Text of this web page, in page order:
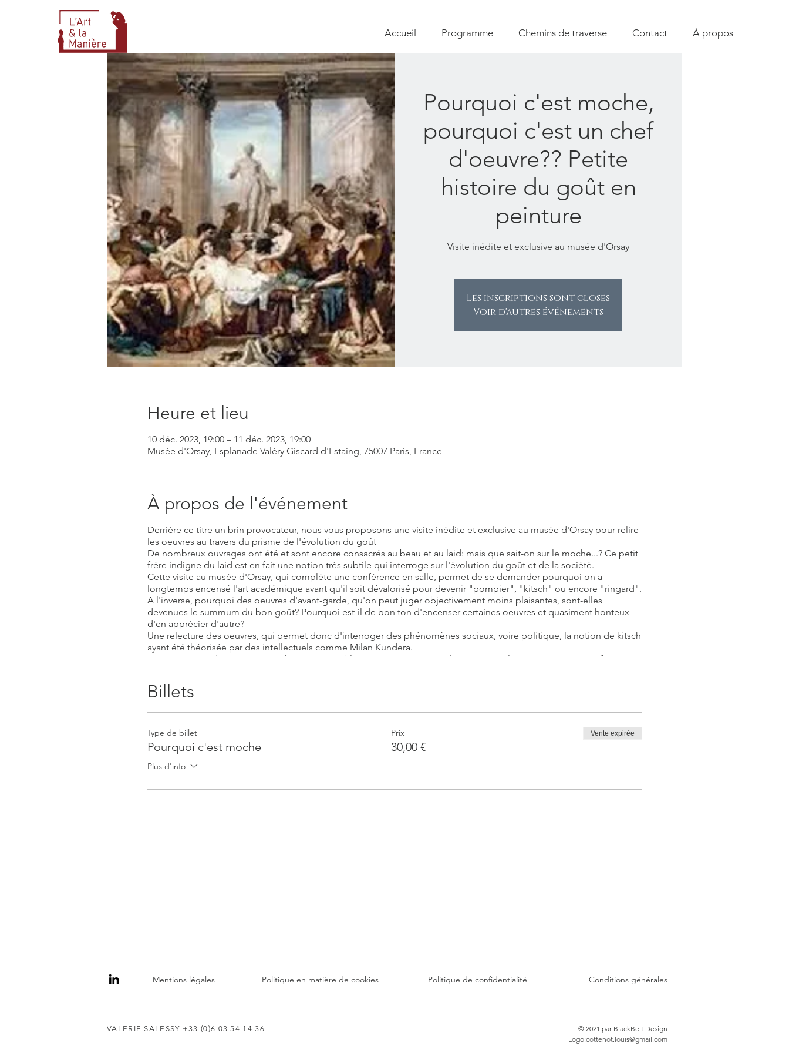
Accueil Programme Chemins de traverse Contact À propos
Pourquoi c'est moche,
pourquoi c'est un chef
d'oeuvre?? Petite
histoire du goût en
peinture
Visite inédite et exclusive au musée d'Orsay
Les inscriptions sont closes
Voir d'autres événements
Heure et lieu
10 déc. 2023, 19:00 – 11 déc. 2023, 19:00
Musée d'Orsay, Esplanade Valéry Giscard d'Estaing, 75007 Paris, France
À propos de l'événement
Derrière ce titre un brin provocateur, nous vous proposons une visite inédite et exclusive au musée d'Orsay pour relire
les oeuvres au travers du prisme de l'évolution du goût
De nombreux ouvrages ont été et sont encore consacrés au beau et au laid: mais que sait-on sur le moche...? Ce petit
frère indigne du laid est en fait une notion très subtile qui interroge sur l'évolution du goût et de la société.
Cette visite au musée d'Orsay, qui complète une conférence en salle, permet de se demander pourquoi on a
longtemps encensé l'art académique avant qu'il soit dévalorisé pour devenir "pompier", "kitsch" ou encore "ringard".
A l'inverse, pourquoi des oeuvres d'avant-garde, qu'on peut juger objectivement moins plaisantes, sont-elles
devenues le summum du bon goût? Pourquoi est-il de bon ton d'encenser certaines oeuvres et quasiment honteux
d'en apprécier d'autre?
Une relecture des oeuvres, qui permet donc d'interroger des phénomènes sociaux, voire politique, la notion de kitsch
ayant été théorisée par des intellectuels comme Milan Kundera.
Accompagnée de présentation d'images sur tablette, une visite comme l'aime L'Art & la Manière, pour vous faire vivre
Les informations pratiques vous seront transmises par mail quelques jours avant la visite.
Le tarif comprend la visite-conférence, le billet coupe-file et les écouteurs pour un confort de visite optimal
Billets
Type de billet
Pourquoi c'est moche
Plus d'info
Prix
30,00 €
Vente expirée
Mentions légales Politique en matière de cookies Politique de confidentialité Conditions générales
VALERIE SALESSY +33 (0)6 03 54 14 36
© 2021 par BlackBelt Design
Logo:cottenot.louis@gmail.com